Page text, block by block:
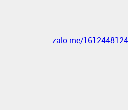
zalo.me/